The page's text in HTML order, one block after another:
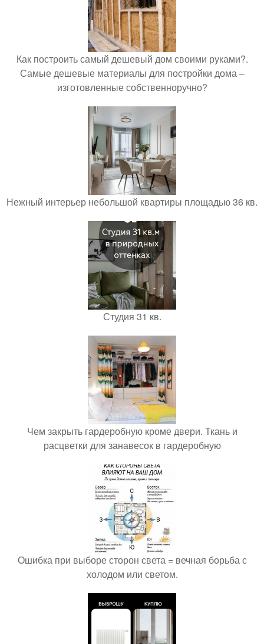
Как построить самый дешевый дом своими руками?.
Самые дешевые материалы для постройки дома –
изготовленные собственноручно?
Нежный интерьер небольшой квартиры площадью 36 кв.
Студия 31 кв.
Чем закрыть гардеробную кроме двери. Ткань и
расцветки для занавесок в гардеробную
Ошибка при выборе сторон света = вечная борьба с
холодом или светом.